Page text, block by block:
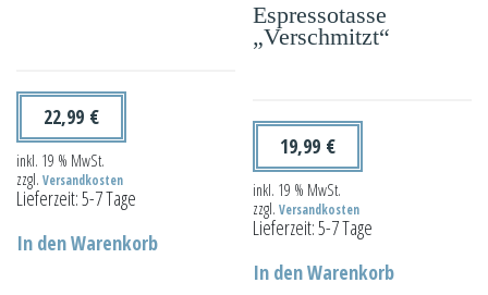
22,99 €
inkl. 19 % MwSt.
zzgl. Versandkosten
Lieferzeit:5-7 Tage
In den Warenkorb
Espressotasse
„Verschmitzt“
19,99 €
inkl. 19 % MwSt.
zzgl.Versandkosten
Lieferzeit:5-7 Tage
In den Warenkorb